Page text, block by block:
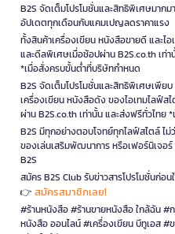
B2S จัดเต็มโปรโมชั่นและสิทธิพิเศษมาก
อัปเดตทุกเดือนกับแคมเปญลดราคาแรง
ทั้งสินค้าเครื่องเขียน หนังสือขายดี และ
และดีลพิเศษเมื่อช้อปผ่าน B2S.co.th เท่
*เมื่อสั่งครบขั้นต่ำที่บริษัทกำหนด
B2S จัดเต็มโปรโมชั่นและสิทธิพิเศษเพีย
เครื่องเขียน หนังสือดัง ของไอเทมไลฟ์
ผ่าน B2S.co.th เท่านั้น และส่งฟรีทั่วไทย
B2S มีทุกอย่างตอบโจทย์ทุกไลฟ์สไตล์ ไ
ของเล่นเสริมพัฒนาการ หรือเฟอร์นิเจอ
B2S
สมัคร B2S Club รับข่าวสารโปรโมชั่นก่อ
👉 สมัครสมาชิกเลย!
#ร้านหนังสือ #ร้านขายหนังสือ ใกล้ฉัน #
หนังสือ ออนไลน์ #เครื่องเขียน บีทูเอส #